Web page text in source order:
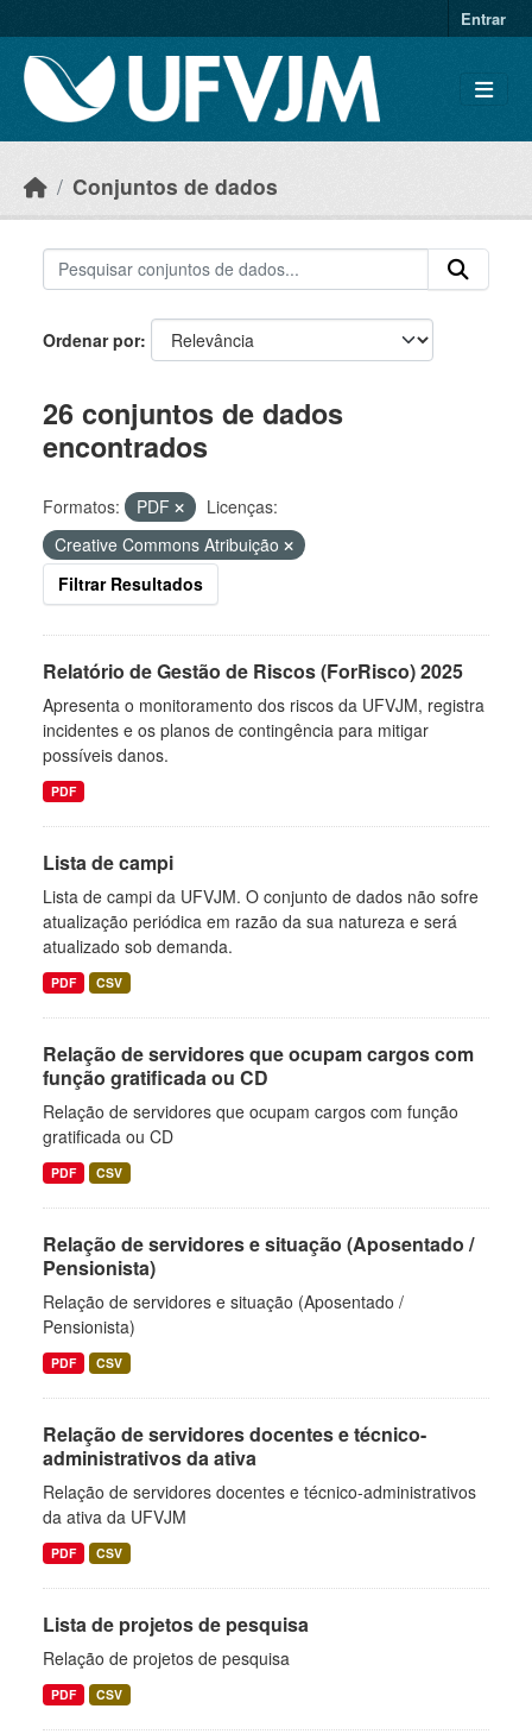
Entrar
Conjuntos de dados
Ordenar por
26 conjuntos de dados
encontrados
Formatos: PDF
Licenças:
Creative Commons Atribuição
Filtrar Resultados
Relatório de Gestão de Riscos (ForRisco) 2025
Apresenta o monitoramento dos riscos da UFVJM, registra
incidentes e os planos de contingência para mitigar
possíveis danos.
PDF
Lista de campi
Lista de campi da UFVJM. O conjunto de dados não sofre
atualização periódica em razão da sua natureza e será
atualizado sob demanda.
PDF CSV
Relação de servidores que ocupam cargos com
função gratificada ou CD
Relação de servidores que ocupam cargos com função
gratificada ou CD
PDF CSV
Relação de servidores e situação (Aposentado /
Pensionista)
Relação de servidores e situação (Aposentado /
Pensionista)
PDF CSV
Relação de servidores docentes e técnico-
administrativos da ativa
Relação de servidores docentes e técnico-administrativos
da ativa da UFVJM
PDF CSV
Lista de projetos de pesquisa
Relação de projetos de pesquisa
PDF CSV